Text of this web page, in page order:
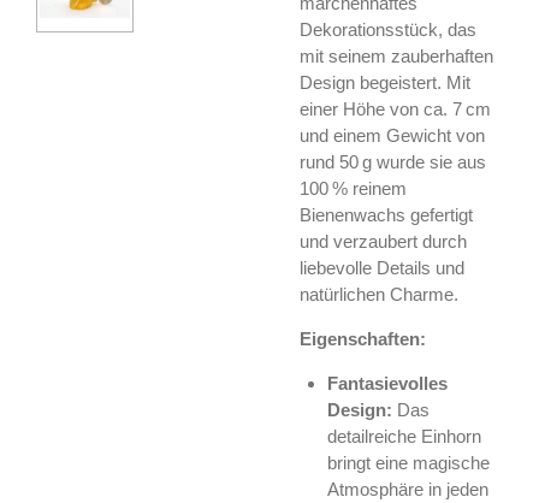
Dekorationsstück, das
mit seinem zauberhaften
Design begeistert. Mit
einer Höhe von ca. 7 cm
und einem Gewicht von
rund 50 g wurde sie aus
100 % reinem
Bienenwachs gefertigt
und verzaubert durch
liebevolle Details und
natürlichen Charme.
Eigenschaften:
Fantasievolles
Design: Das
detailreiche Einhorn
bringt eine magische
Atmosphäre in jeden